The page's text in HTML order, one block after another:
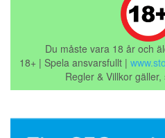
Du måste vara 18 år och
18+ | Spela ansvarsfullt |
Regler & Villkor